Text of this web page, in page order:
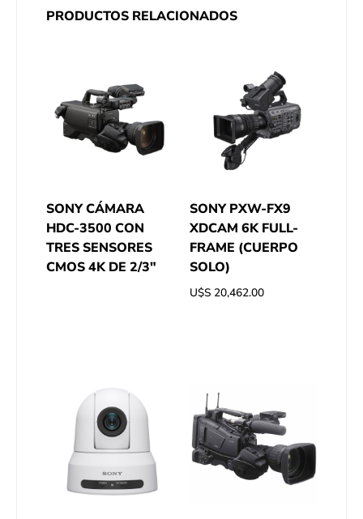
PRODUCTOS RELACIONADOS
SONY CÁMARA
HDC-3500 CON
TRES SENSORES
CMOS 4K DE 2/3″
SONY PXW-FX9
XDCAM 6K FULL-
FRAME (CUERPO
SOLO)
U$S 20,462.00